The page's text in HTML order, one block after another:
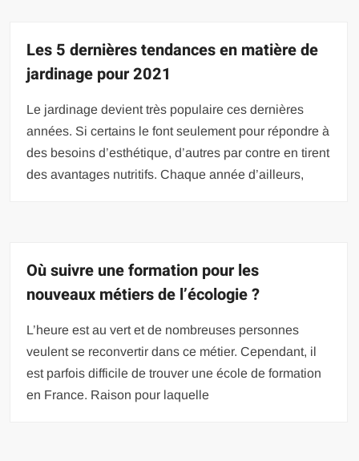
Les 5 dernières tendances en matière de
jardinage pour 2021
Le jardinage devient très populaire ces dernières
années. Si certains le font seulement pour répondre à
des besoins d’esthétique, d’autres par contre en tirent
des avantages nutritifs. Chaque année d’ailleurs,
Où suivre une formation pour les
nouveaux métiers de l’écologie ?
L’heure est au vert et de nombreuses personnes
veulent se reconvertir dans ce métier. Cependant, il
est parfois difficile de trouver une école de formation
en France. Raison pour laquelle